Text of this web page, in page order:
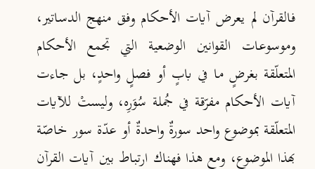
فالقرآن لم يعرض آيات الأحكام وفق منهج الدساتير،
وموسوعات القوانين الوضعية التي تجمع الأحكام
المتعلّقة بغرضٍ ما في بابٍ أو فصلٍ واحدٍ، بل جاءت
آيات الأحكام مفرّقة في جُملة سُوَرِه، وليستْ للآيات
المتعلّقة بموضوع واحد سورةٌ واحدةٌ أو عدّة سور خاصّة
بهذا الموضوع، ومع هذا فهناك ارتباط بين آيات القرآن